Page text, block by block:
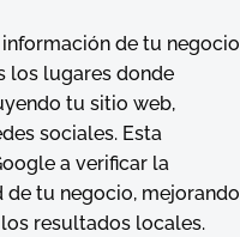
de tu negocio
los lugares donde
tu sitio web,
sociales. Esta
a verificar la
tu negocio, mejorando
resultados locales.